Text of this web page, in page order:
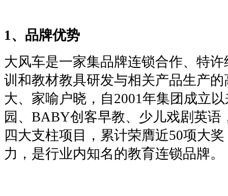
1、 品牌优势
大风车是一家集品牌连锁合作、特
训和教材教具研发与相关产品生产
大、家喻户晓，自2001年集团成立
园、BABY创客早教、少儿戏剧英语
四大支柱项目，累计荣膺近50项大
力，是行业内知名的教育连锁品牌。